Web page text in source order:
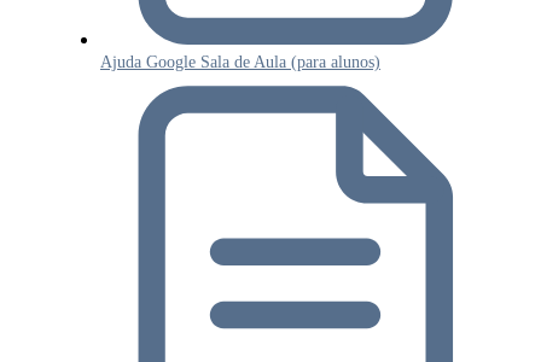
Ajuda Google Sala de Aula (para alunos)